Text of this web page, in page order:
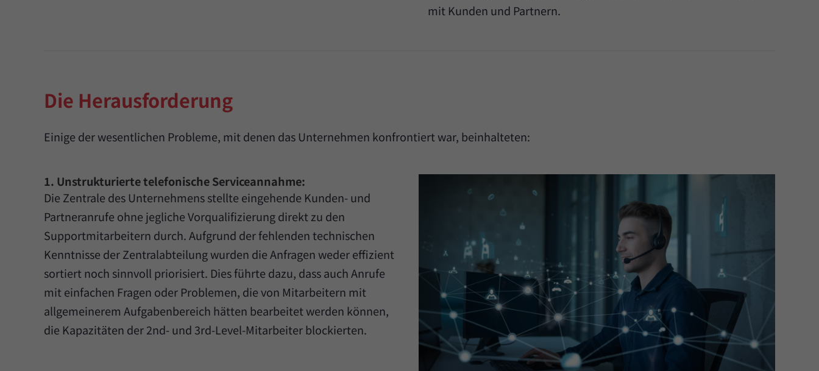
mit Kunden und Partnern.
Die Herausforderung
Einige der wesentlichen Probleme, mit denen das Unternehmen konfrontiert war, beinhalteten:
1. Unstrukturierte telefonische Serviceannahme:
Die Zentrale des Unternehmens stellte eingehende Kunden- und
Partneranrufe ohne jegliche Vorqualifizierung direkt zu den
Supportmitarbeitern durch. Aufgrund der fehlenden technischen
Kenntnisse der Zentralabteilung wurden die Anfragen weder effizient
sortiert noch sinnvoll priorisiert. Dies führte dazu, dass auch Anrufe
mit einfachen Fragen oder Problemen, die von Mitarbeitern mit
allgemeinerem Aufgabenbereich hätten bearbeitet werden können,
die Kapazitäten der 2nd- und 3rd-Level-Mitarbeiter blockierten.